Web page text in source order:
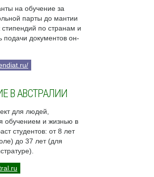
на обучение за
парты до мантии
стипендий по странам и
подачи документов он-
В АВСТРАЛИИ
для людей,
обучением и жизнью в
студентов: от 8 лет
до 37 лет (для